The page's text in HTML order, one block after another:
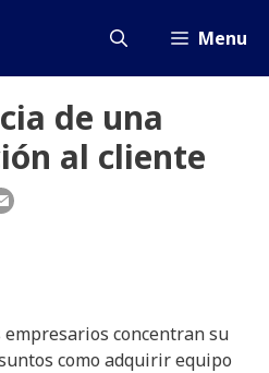
Menu
de una
al cliente
empresarios concentran su
como adquirir equipo